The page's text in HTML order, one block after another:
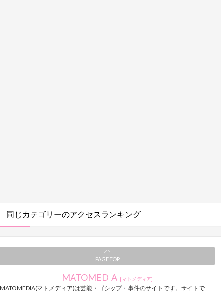
同じカテゴリーのアクセスランキング
PAGE TOP
MATOMEDIA [マトメディア]
MATOMEDIA(マトメディア)は芸能・ゴシップ・事件のサイトです。サイトで